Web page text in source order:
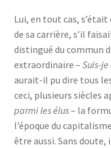
Lui, en tout cas,
de sa carrière, s’il
distingué du commun
extraordinaire – Suis-
aurait-il pu dire tous
ceci, plusieurs siècles
parmi les élus– la
l’époque du
être aussi. Sans